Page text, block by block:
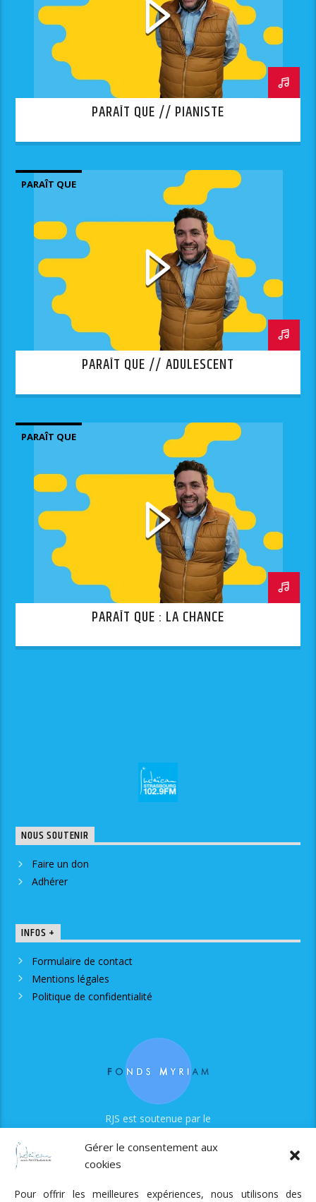
Gérer le consentement aux
cookies
Pour offrir les meilleures expériences, nous utilisons des
PARAÎT QUE // PIANISTE
PARAÎT QUE
PARAÎT QUE // ADULESCENT
PARAÎT QUE
PARAÎT QUE : LA CHANCE
NOUS SOUTENIR
Faire un don
Adhérer
INFOS +
Formulaire de contact
Mentions légales
Politique de confidentialité
RJS est soutenue par le